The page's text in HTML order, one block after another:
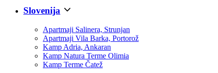
Slovenija
Apartmaji Salinera, Strunjan
Apartmaji Vila Barka, Portorož
Kamp Adria, Ankaran
Kamp Natura Terme Olimia
Kamp Terme Čatež